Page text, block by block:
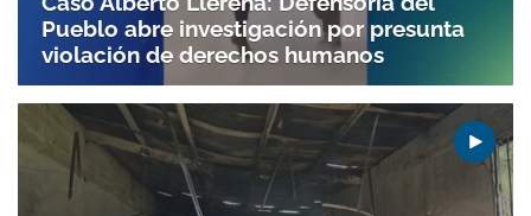
Pueblo abre investigación por presunta
violación de derechos humanos